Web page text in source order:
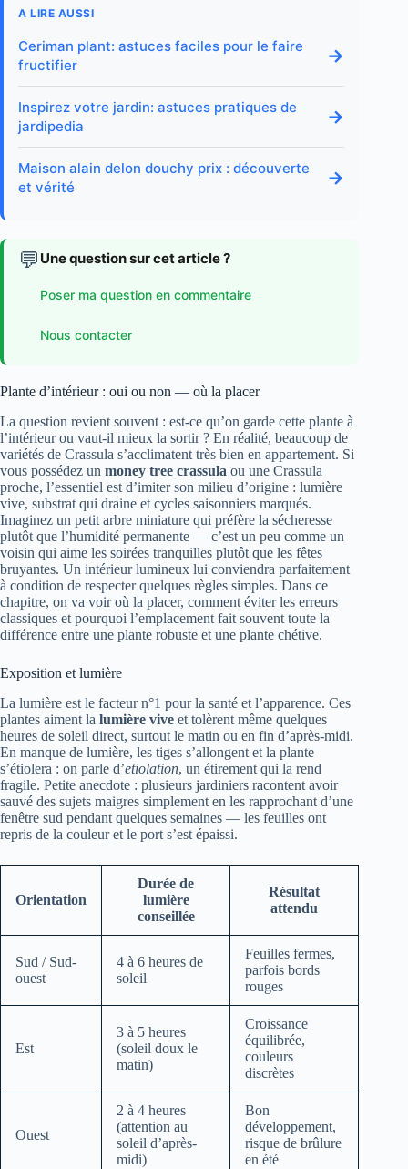
A LIRE AUSSI
Ceriman plant: astuces faciles pour le faire
fructifier
→
Inspirez votre jardin: astuces pratiques de
jardipedia
→
Maison alain delon douchy prix : découverte
et vérité
→
💬 Une question sur cet article ?
Poser ma question en commentaire
Nous contacter
Plante d’intérieur : oui ou non — où la placer
La question revient souvent : est-ce qu’on garde cette plante à
l’intérieur ou vaut-il mieux la sortir ? En réalité, beaucoup de
variétés de Crassula s’acclimatent très bien en appartement. Si
vous possédez un money tree crassula ou une Crassula
proche, l’essentiel est d’imiter son milieu d’origine : lumière
vive, substrat qui draine et cycles saisonniers marqués.
Imaginez un petit arbre miniature qui préfère la sécheresse
plutôt que l’humidité permanente — c’est un peu comme un
voisin qui aime les soirées tranquilles plutôt que les fêtes
bruyantes. Un intérieur lumineux lui conviendra parfaitement
à condition de respecter quelques règles simples. Dans ce
chapitre, on va voir où la placer, comment éviter les erreurs
classiques et pourquoi l’emplacement fait souvent toute la
différence entre une plante robuste et une plante chétive.
Exposition et lumière
La lumière est le facteur n°1 pour la santé et l’apparence. Ces
plantes aiment la lumière vive et tolèrent même quelques
heures de soleil direct, surtout le matin ou en fin d’après-midi.
En manque de lumière, les tiges s’allongent et la plante
s’étiolera : on parle d’etiolation, un étirement qui la rend
fragile. Petite anecdote : plusieurs jardiniers racontent avoir
sauvé des sujets maigres simplement en les rapprochant d’une
fenêtre sud pendant quelques semaines — les feuilles ont
repris de la couleur et le port s’est épaissi.
Orientation
Durée de
lumière
conseillée
Résultat
attendu
Sud / Sud-
ouest
4 à 6 heures de
soleil
Feuilles fermes,
parfois bords
rouges
Est
3 à 5 heures
(soleil doux le
matin)
Croissance
équilibrée,
couleurs
discrètes
Ouest
2 à 4 heures
(attention au
soleil d’après-
midi)
Bon
développement,
risque de brûlure
en été